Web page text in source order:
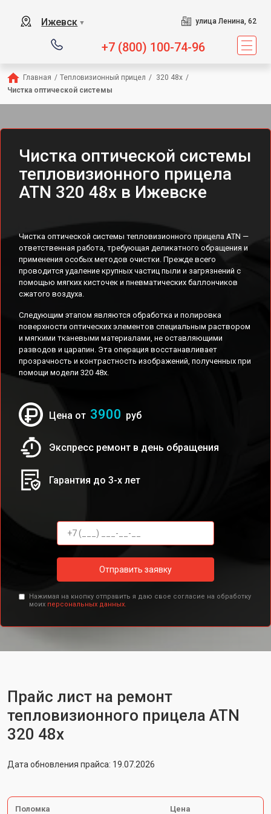
Ижевск ▼ улица Ленина, 62
+7 (800) 100-74-96
Главная / Тепловизионный прицел / 320 48x /
Чистка оптической системы
Чистка оптической системы
тепловизионного прицела
ATN 320 48x в Ижевске
Чистка оптической системы тепловизионного прицела ATN —
ответственная работа, требующая деликатного обращения и
применения особых методов очистки. Прежде всего
проводится удаление крупных частиц пыли и загрязнений с
помощью мягких кисточек и пневматических баллончиков
сжатого воздуха.
Следующим этапом являются обработка и полировка
поверхности оптических элементов специальным раствором
и мягкими тканевыми материалами, не оставляющими
разводов и царапин. Эта операция восстанавливает
прозрачность и контрастность изображений, полученных при
помощи модели 320 48x.
Цена от 3900 руб
Экспресс ремонт в день обращения
Гарантия до 3-х лет
Отправить заявку
Нажимая на кнопку отправить я даю свое согласие на обработку
моих персональных данных.
Прайс лист на ремонт
тепловизионного прицела ATN
320 48x
Дата обновления прайса: 19.07.2026
Поломка Цена